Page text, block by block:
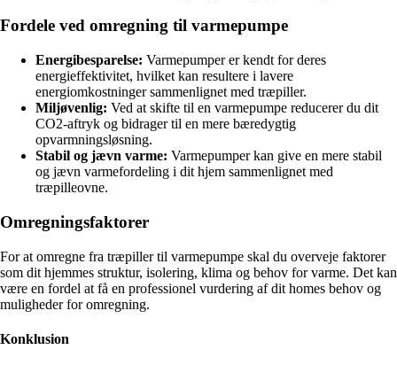
Fordele ved omregning til varmepumpe
Energibesparelse: Varmepumper er kendt for deres
energieffektivitet, hvilket kan resultere i lavere
energiomkostninger sammenlignet med træpiller.
Miljøvenlig: Ved at skifte til en varmepumpe reducerer du dit
CO2-aftryk og bidrager til en mere bæredygtig
opvarmningsløsning.
Stabil og jævn varme: Varmepumper kan give en mere stabil
og jævn varmefordeling i dit hjem sammenlignet med
træpilleovne.
Omregningsfaktorer
For at omregne fra træpiller til varmepumpe skal du overveje faktorer
som dit hjemmes struktur, isolering, klima og behov for varme. Det kan
være en fordel at få en professionel vurdering af dit homes behov og
muligheder for omregning.
Konklusion